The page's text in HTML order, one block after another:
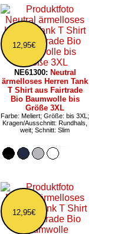
12,95€
NE61300: Neutral
ärmelloses Herren Tank
T Shirt aus Fairtrade
Bio Baumwolle bis
Größe 3XL
Farbe: Meliert; Größe: bis 3XL;
Kragen/Ausschnitt: Rundhals,
weit; Schnitt: Slim
12,95€